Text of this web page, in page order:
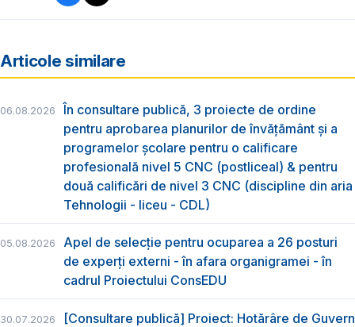
Articole similare
06.08.2026
În consultare publică, 3 proiecte de ordine
pentru aprobarea planurilor de învățământ și a
programelor școlare pentru o calificare
profesională nivel 5 CNC (postliceal) & pentru
două calificări de nivel 3 CNC (discipline din aria
Tehnologii - liceu - CDL)
05.08.2026
Apel de selecție pentru ocuparea a 26 posturi
de experți externi - în afara organigramei - în
cadrul Proiectului ConsEDU
30.07.2026
[Consultare publică] Proiect: Hotărâre de Guvern